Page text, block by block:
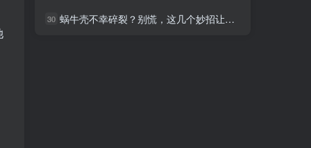
30 蜗牛壳不幸碎裂？别慌，这几个妙招让你轻松处理！
30 蜗牛壳不幸碎裂？别慌，这几个妙招让你轻松处理！